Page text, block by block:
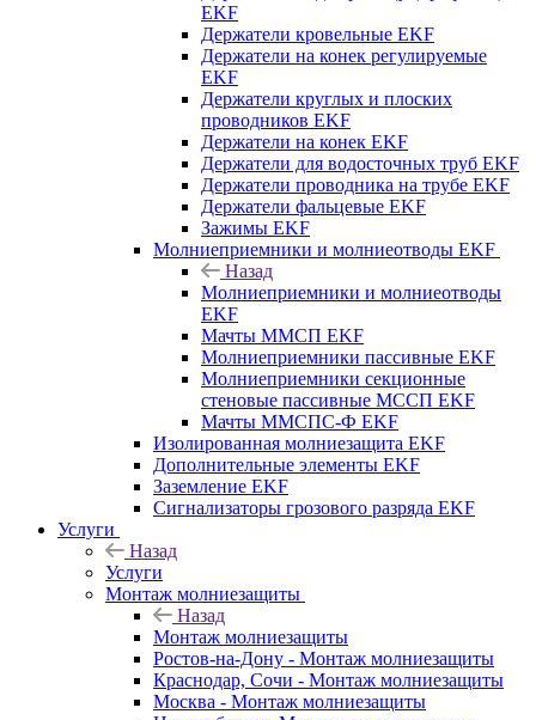
EKF
Держатели кровельные EKF
Держатели на конек регулируемые
EKF
Держатели круглых и плоских
проводников EKF
Держатели на конек EKF
Держатели для водосточных труб EKF
Держатели проводника на трубе EKF
Держатели фальцевые EKF
Зажимы EKF
Молниеприемники и молниеотводы EKF
Назад
Молниеприемники и молниеотводы
EKF
Мачты ММСП EKF
Молниеприемники пассивные EKF
Молниеприемники секционные
стеновые пассивные МССП EKF
Мачты ММСПС-Ф EKF
Изолированная молниезащита EKF
Дополнительные элементы EKF
Заземление EKF
Сигнализаторы грозового разряда EKF
Услуги
Назад
Услуги
Монтаж молниезащиты
Назад
Монтаж молниезащиты
Ростов-на-Дону - Монтаж молниезащиты
Краснодар, Сочи - Монтаж молниезащиты
Москва - Монтаж молниезащиты